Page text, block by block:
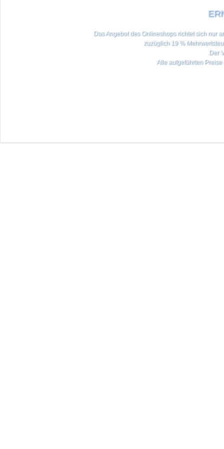
Das Angebot des Onlineshops richtet sich nur
zuzüglich 19 %
Der
Alle aufgeführten